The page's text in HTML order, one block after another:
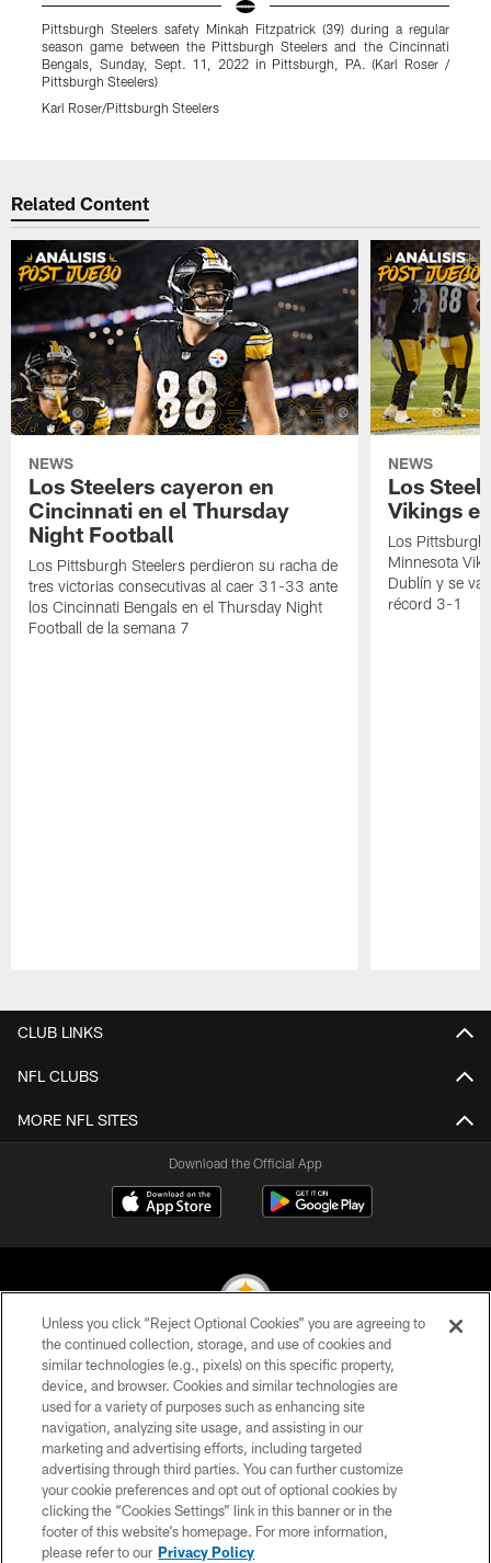
Pittsburgh Steelers safety Minkah Fitzpatrick (39) during a regular
season game between the Pittsburgh Steelers and the Cincinnati
Bengals, Sunday, Sept. 11, 2022 in Pittsburgh, PA. (Karl Roser /
Pittsburgh Steelers)
Karl Roser/Pittsburgh Steelers
Related Content
NEWS
Los Steelers cayeron en
Cincinnati en el Thursday
Night Football
Los Pittsburgh Steelers perdieron su racha de
tres victorias consecutivas al caer 31-33 ante
los Cincinnati Bengals en el Thursday Night
Football de la semana 7
NEWS
Los
Vikings
Los
Minnesota
Dublín y se
récord 3-1
CLUB LINKS
NFL CLUBS
MORE NFL SITES
Download the Official App
© 2026 Pittsburgh Steelers. All Rights Reserved
PRIVACY POLICY
TERMS OF USE
ACCESSIBILITY
CONTACT US
SITE MAP
Unless you click “Reject Optional Cookies” you are agreeing to
the continued collection, storage, and use of cookies and
similar technologies (e.g., pixels) on this specific property,
device, and browser. Cookies and similar technologies are
used for a variety of purposes such as enhancing site
navigation, analyzing site usage, and assisting in our
marketing and advertising efforts, including targeted
advertising through third parties. You can further customize
your cookie preferences and opt out of optional cookies by
clicking the “Cookies Settings” link in this banner or in the
footer of this website’s homepage. For more information,
please refer to our Privacy Policy